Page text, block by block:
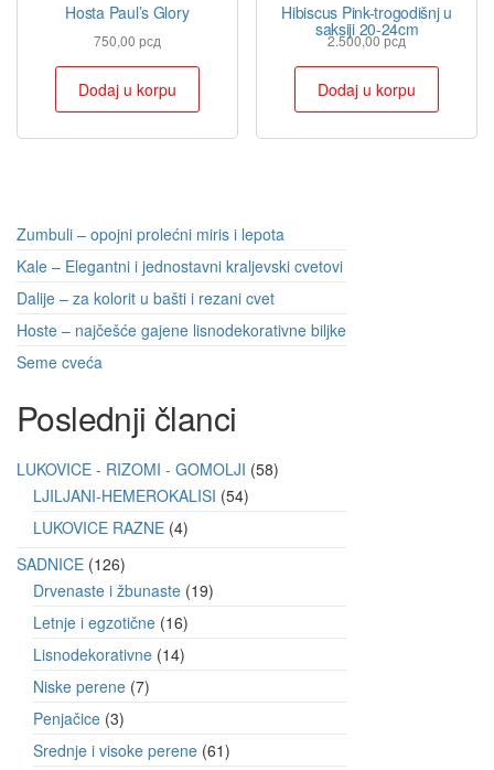
Hosta Paul’s Glory
750,00 рсд
Dodaj u korpu
Hibiscus Pink-trogodišnj u
saksiji 20-24cm
2.500,00рсд
Dodaj u korpu
Zumbuli – opojni prolećni miris i lepota
Kale – Elegantni i jednostavni kraljevski cvetovi
Dalije – za kolorit u bašti i rezani cvet
Hoste – najčešće gajene lisnodekorativne biljke
Seme cveća
Poslednji članci
LUKOVICE - RIZOMI - GOMOLJI 58
LJILJANI-HEMEROKALISI 54
LUKOVICE RAZNE 4
SADNICE 126
Drvenaste i žbunaste 19
Letnje i egzotične 16
Lisnodekorativne 14
Niske perene 7
Penjačice 3
Srednje i visoke perene 61